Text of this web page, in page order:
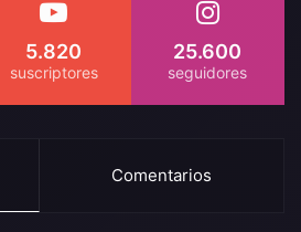
5.820 25.600
Comentarios